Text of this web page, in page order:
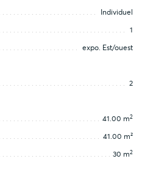
Individuel
1
expo. Est/ouest
2
41.00 m2
41.00 m²
30 m2